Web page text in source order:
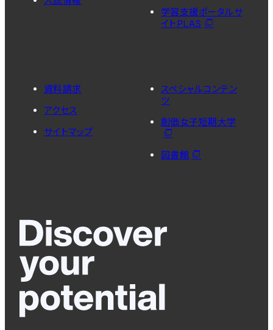
学習支援ポータルサ
イトPLAS
資料請求
アクセス
サイトマップ
スペシャルコンテン
ツ
創価女子短期大学
図書館